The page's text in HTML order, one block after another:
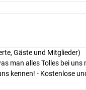
Gäste und Mitglieder)
man alles Tolles bei uns
kennen! - Kostenlose